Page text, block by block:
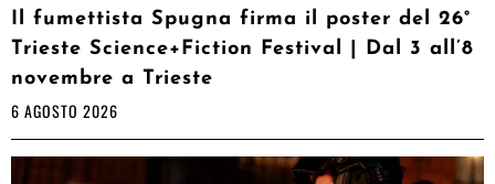
Il fumettista Spugna firma il poster del 26°
Trieste Science+Fiction Festival | Dal 3 all’8
novembre a Trieste
6 AGOSTO 2026